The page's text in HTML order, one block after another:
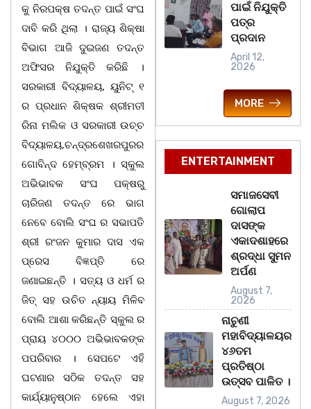
କୁ ନିରପକ୍ଷ ତଦନ୍ତ ପାଇଁ ସଂଘ
ଦାବି କରି ଥିଲା । ରାଜ୍ୟ ଶିକ୍ଷା
ବିଭାଗ ଆଜି ଦୁଇଜଣ ତଦନ୍ତ
ଅଫିସର ନିଯୁକ୍ତି କରିଛି ।
ସରକାରୀ ବିଦ୍ୟାଳୟ, ୟୁନିଟ୍ ୧
ର ପ୍ରଧାନ ଶିକ୍ଷକ ଶ୍ରୀମତୀ
ରିନା ମଲିକ ଓ ସରକାରୀ ଉଚ୍ଚ
ବିଦ୍ୟାଳୟ,ଚନ୍ଦ୍ରଶେଖରପୁରର
ଗୋବିନ୍ଦ ହେମ୍ବ୍ରମ । ସ୍କୁଲ
ଅଭିଭାବକ ସଂଘ ପକ୍ଷରୁ
ଚାରିଜଣ ତଦନ୍ତ ରେ ଭାଗ
ନେବେ ବୋଲି ସଂଘ ର ସଭାପତି
ଶ୍ରୀ ରଂଜନ କୁମାର ଦାସ ଏକ
ପ୍ରେସ ବିଜ୍ଞପ୍ତି ରେ
ଜଣାଇଛନ୍ତି । ସତ୍ୟ ଓ ଧର୍ମ ର
ଜିତ୍ ସହ ଉଚିତ ନ୍ୟାୟ ମିଳିବ
ବୋଲି ଆଶା କରିଛନ୍ତି ସ୍କୁଲ ର
ପ୍ରାୟ ୪୦୦୦ ଅଭିଭାବକଙ୍କ
ପପରିବାର । ସେପଟେ ଏହି
ଘଟଣାର ସଠିକ ତଦନ୍ତ ସହ
କାର୍ଯ୍ୟାନୁଷ୍ଠାନ ହେଲେ ଏହା
ପାଇଁ ନିଯୁକ୍ତି
ପତ୍ର
ପ୍ରଦାନ
April 12,
2026
MORE
ENTERTAINMENT
ସମାଜସେବୀ
ଗୋଲାପ
ଦାସଙ୍କ
ଏକାଦଶାହରେ
ଶ୍ରଦ୍ଧା ସୁମନ
ଅର୍ପଣ
August 7,
2026
ନାଚୁଣୀ
ମହାବିଦ୍ୟାଳୟର
୪୬ତମ
ପ୍ରତିଷ୍ଠା
ଉତ୍ସବ ପାଳିତ ।
August 7, 2026